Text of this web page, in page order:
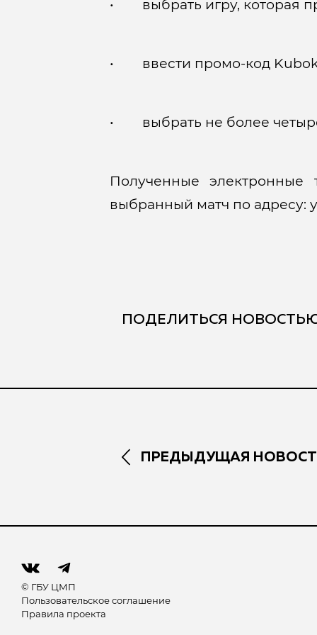
• выбрать игру, которая
• ввести промо-код
• выбрать не более
Полученные
выбранный матч по адресу:
ПОДЕЛИТЬСЯ
ПРЕДЫДУЩАЯ
© ГБУ ЦМП
Пользовательское соглашение
Правила проекта